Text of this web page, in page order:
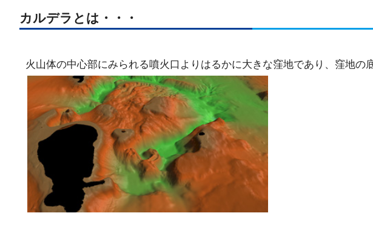
カルデラとは・・・
火山体の中心部にみられる噴火口よりはるかに大きな窪地であり、窪地